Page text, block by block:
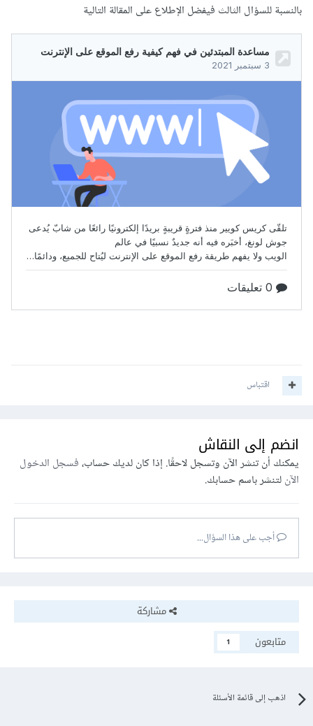
بالنسبة للسؤال الثالث فيفضل الإطلاع على المقالة التالية
اقتباس
انضم إلى النقاش
يمكنك أن تنشر الآن وتسجل لاحقًا. إذا كان لديك حساب،فسجل الدخول
الآنلتنشر باسم حسابك.
أجب على هذا السؤال...
مشاركة
متابعون
1
اذهب إلى قائمة الأسئلة